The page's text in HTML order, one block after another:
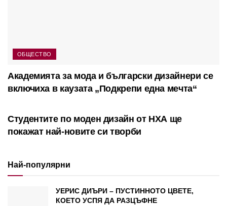
ОБЩЕСТВО
Академията за мода и български дизайнери се
включиха в каузата „Подкрепи една мечта“
Студентите по моден дизайн от НХА ще
покажат най-новите си творби
Най-популярни
УЕРИС ДИЪРИ – ПУСТИННОТО ЦВЕТЕ,
КОЕТО УСПЯ ДА РАЗЦЪФНЕ